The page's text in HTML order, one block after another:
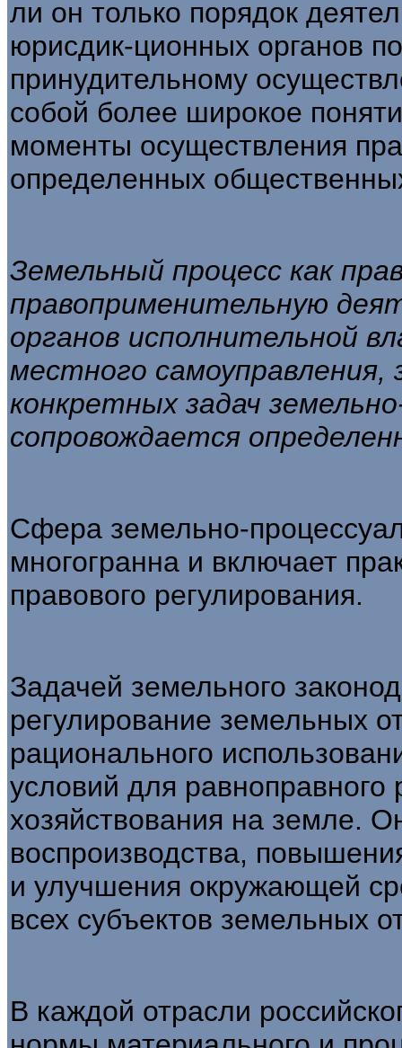
ли он только порядок
юрисдик-ционных органов
принудительному
собой более широкое
моменты осуществления
определенных
Земельный процесс как
правопри­менительную
органов исполни­тельной
местного самоуправления,
конкретных задач
сопровождается
Сфера земельно-
много­гранна и включает
правового ре­гулирования.
Задачей земельного
регулирование зе­мельных
рационального
условий для
хозяйствования на земле.
воспроизводства,
и улучше­ния окружающей
всех субъектов земель­ных
В каждой отрасли